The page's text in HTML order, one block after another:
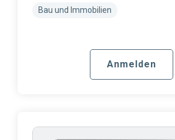
Bau und Immobilien
Anmelden